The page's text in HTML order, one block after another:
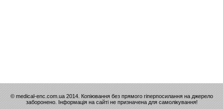
© medical-enc.com.ua 2014. Копіювання без прямого гіперпосилання на джерело
заборонено. Інформація на сайті не призначена для самолікування!